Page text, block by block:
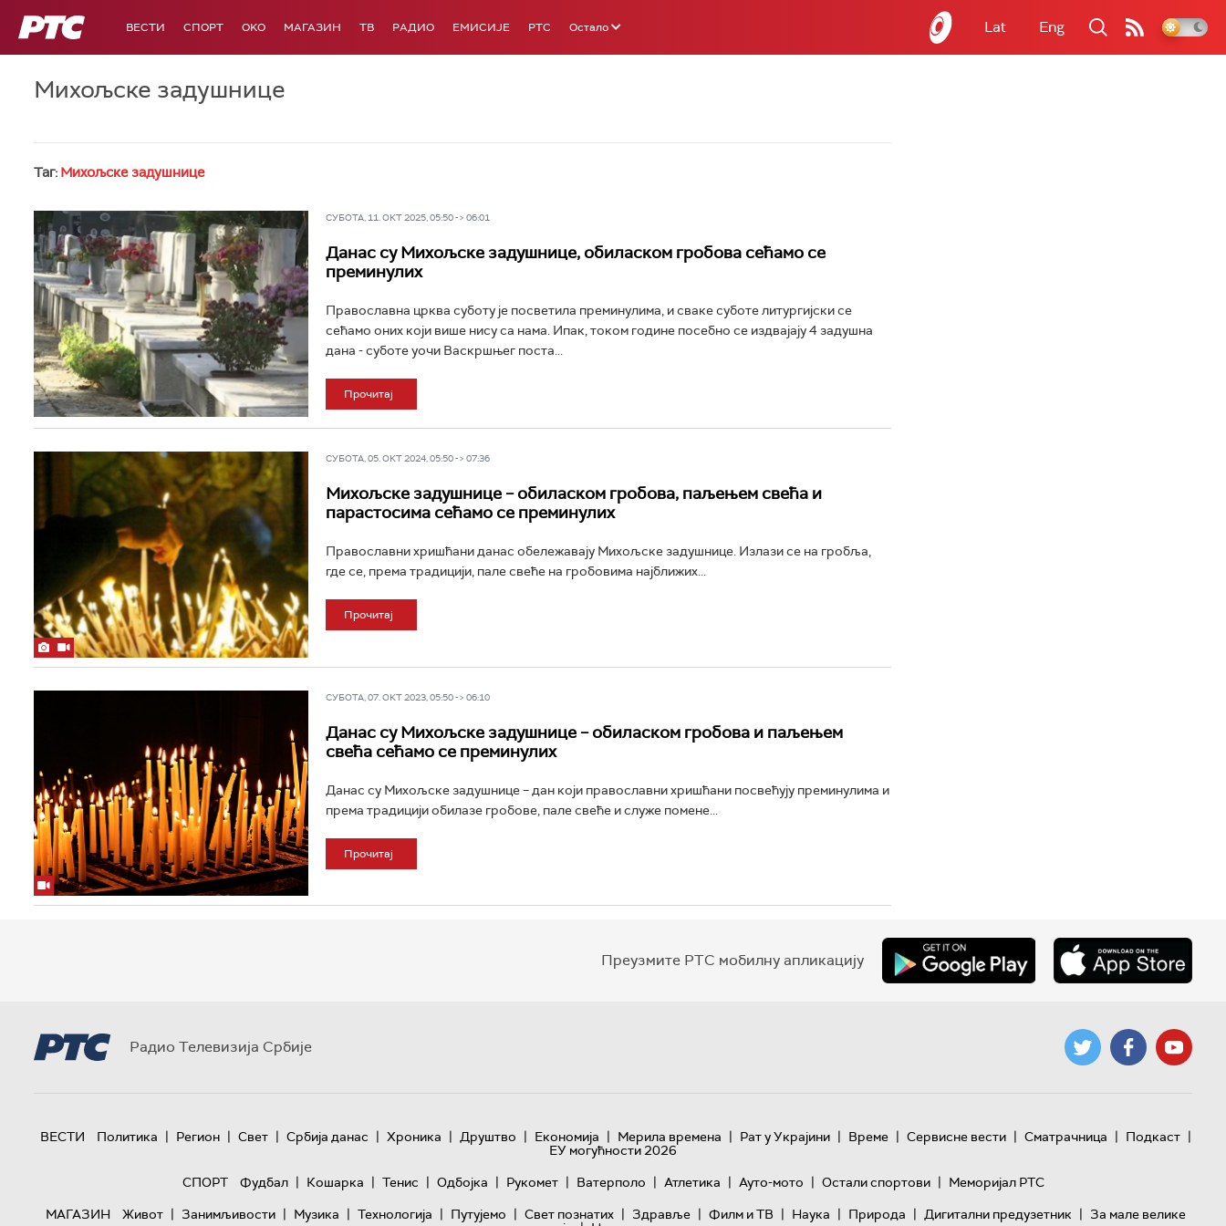
РТС ВЕСТИ СПОРТ OKO МАГАЗИН ТВ РАДИО ЕМИСИЈЕ РТС Остало Lat Eng
Михољске задушнице
Таг: Михољске задушнице
СУБОТА, 11. ОКТ 2025, 05:50 -> 06:01
Данас су Михољске задушнице, обиласком гробова сећамо се
преминулих
Православна црква суботу је посветила преминулима, и сваке суботе литургијски се
сећамо оних који више нису са нама. Ипак, током године посебно се издвајају 4 задушна
дана - суботе уочи Васкршњег поста...
Прочитај
СУБОТА, 05. ОКТ 2024, 05:50 -> 07:36
Михољске задушнице – обиласком гробова, паљењем свећа и
парастосима сећамо се преминулих
Православни хришћани данас обележавају Михољске задушнице. Излази се на гробља,
где се, према традицији, пале свеће на гробовима најближих...
Прочитај
СУБОТА, 07. ОКТ 2023, 05:50 -> 06:10
Данас су Михољске задушнице – обиласком гробова и паљењем
свећа сећамо се преминулих
Данас су Михољске задушнице – дан који православни хришћани посвећују преминулима и
према традицији обилазе гробове, пале свеће и служе помене...
Прочитај
Преузмите РТС мобилну апликацију
Радио Телевизија Србије
ВЕСТИ Политика | Регион | Свет | Србија данас | Хроника | Друштво | Економија | Мерила времена | Рат у Украјини | Време | Сервисне вести | Сматрачница | Подкаст |
ЕУ могућности 2026
СПОРТ
Фудбал | Кошарка | Тенис | Одбојка | Рукомет | Ватерполо | Атлетика | Ауто-мото | Остали спортови | Меморијал РТС
МАГАЗИН
Живот | Занимљивости | Музика | Технологијa | Путујемо | Свет познатих | Здравље | Филм и ТВ | Наука | Природа | Дигитални предузетник | За мале велике